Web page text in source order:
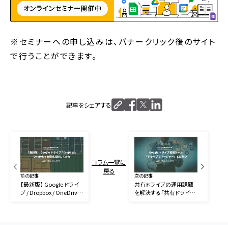
※セミナーへの申し込みは、バナークリック後のサイト
で行うことができます。
記事をシェアする
前の記事
【最新版】 Google ドライ
ブ / Dropbox / OneDrive
コラム一覧に
戻る
次の記事
共有ドライブの運用課題
を解決する「共有ドライブ